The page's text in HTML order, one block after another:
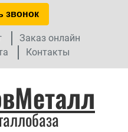
звонок
Заказ онлайн
Контакты